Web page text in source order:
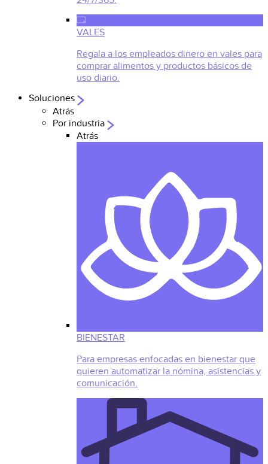
VALES
Regala a los empleados dinero en vales para
comprar alimentos y productos básicos de
uso diario.
Soluciones
Atrás
Por industria
Atrás
BIENESTAR
Para empresas enfocadas en bienestar que
quieren automatizar la nómina, asistencias y
comunicación.